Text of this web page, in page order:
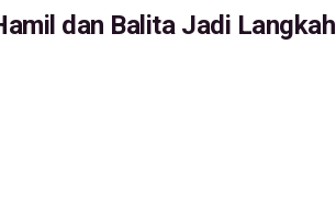
dan Balita Jadi Langkah